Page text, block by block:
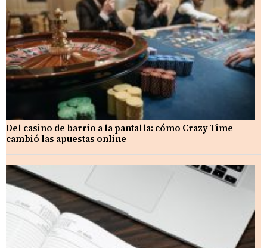
Del casino de barrio a la pantalla: cómo Crazy Time
cambió las apuestas online